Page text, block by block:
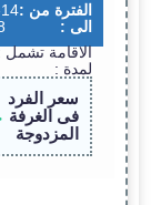
الفترة من :
الى :
الاقامة تشمل
لمدة :
سعر الفرد
فى الغرفة
المزدوجة